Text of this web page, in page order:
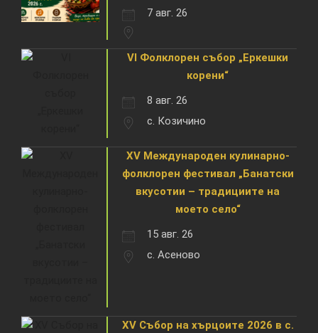
7 авг. 26
VI Фолклорен събор „Еркешки
корени“
8 авг. 26
с. Козичино
XV Международен кулинарно-
фолклорен фестивал „Банатски
вкусотии – традициите на
моето село“
15 авг. 26
с. Асеново
XV Събор на хърцоите 2026 в с.